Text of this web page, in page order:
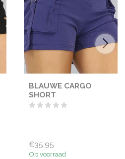
BLAUWE CARGO
SHORT
€35,95
Op voorraad